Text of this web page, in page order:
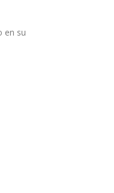
en su